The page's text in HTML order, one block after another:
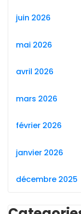
juin 2026
mai 2026
avril 2026
mars 2026
février 2026
janvier 2026
décembre 2025